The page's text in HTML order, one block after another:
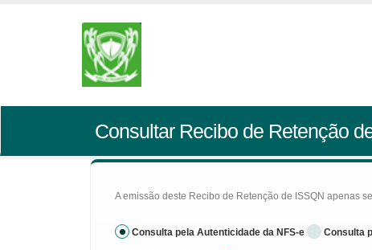
Consultar Recibo de Retenção
A emissão deste Recibo de Retenção de ISSQN apenas
Consulta pela Autenticidade da NFS-e Consulta